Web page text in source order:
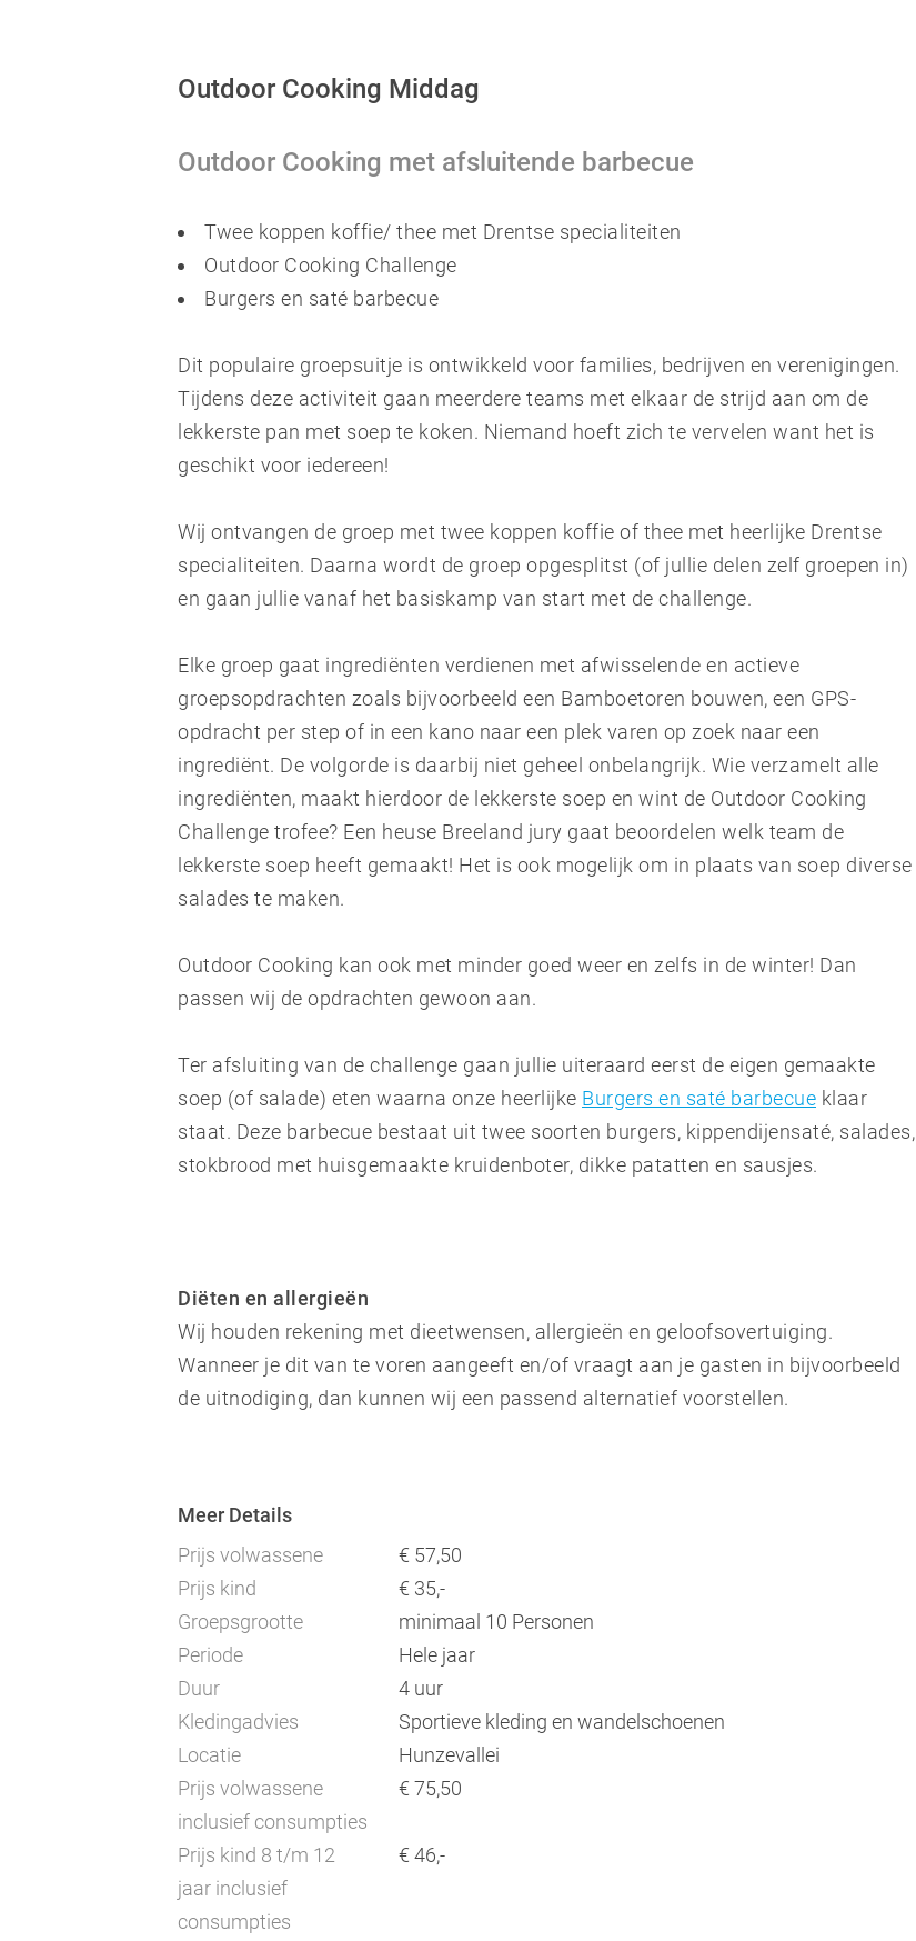
Outdoor Cooking Middag
Outdoor Cooking met afsluitende barbecue
Twee koppen koffie/ thee met Drentse specialiteiten
Outdoor Cooking Challenge
Burgers en saté barbecue
Dit populaire groepsuitje is ontwikkeld voor families, bedrijven en verenigingen.
Tijdens deze activiteit gaan meerdere teams met elkaar de strijd aan om de
lekkerste pan met soep te koken. Niemand hoeft zich te vervelen want het is
geschikt voor iedereen!
Wij ontvangen de groep met twee koppen koffie of thee met heerlijke Drentse
specialiteiten. Daarna wordt de groep opgesplitst (of jullie delen zelf groepen in)
en gaan jullie vanaf het basiskamp van start met de challenge.
Elke groep gaat ingrediënten verdienen met afwisselende en actieve
groepsopdrachten zoals bijvoorbeeld een Bamboetoren bouwen, een GPS-
opdracht per step of in een kano naar een plek varen op zoek naar een
ingrediënt. De volgorde is daarbij niet geheel onbelangrijk. Wie verzamelt alle
ingrediënten, maakt hierdoor de lekkerste soep en wint de Outdoor Cooking
Challenge trofee? Een heuse Breeland jury gaat beoordelen welk team de
lekkerste soep heeft gemaakt! Het is ook mogelijk om in plaats van soep diverse
salades te maken.
Outdoor Cooking kan ook met minder goed weer en zelfs in de winter! Dan
passen wij de opdrachten gewoon aan.
Ter afsluiting van de challenge gaan jullie uiteraard eerst de eigen gemaakte
soep (of salade) eten waarna onze heerlijke Burgers en saté barbecue klaar
staat. Deze barbecue bestaat uit twee soorten burgers, kippendijensaté, salades,
stokbrood met huisgemaakte kruidenboter, dikke patatten en sausjes.
Diëten en allergieën
Wij houden rekening met dieetwensen, allergieën en geloofsovertuiging.
Wanneer je dit van te voren aangeeft en/of vraagt aan je gasten in bijvoorbeeld
de uitnodiging, dan kunnen wij een passend alternatief voorstellen.
Meer Details
Prijs volwassene
€ 57,50
Prijs kind
€ 35,-
Groepsgrootte
minimaal 10 Personen
Periode
Hele jaar
Duur
4 uur
Kledingadvies
Sportieve kleding en wandelschoenen
Locatie
Hunzevallei
Prijs volwassene
inclusief consumpties
€ 75,50
Prijs kind 8 t/m 12
jaar inclusief
consumpties
€ 46,-